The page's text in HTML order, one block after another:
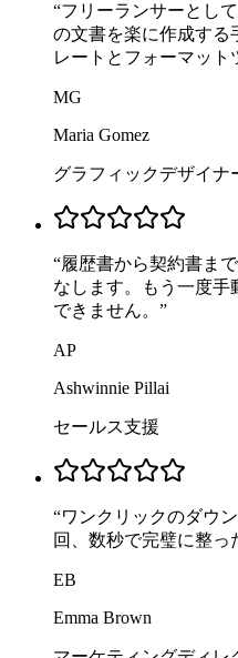
“フリーランサーとし
の文書を楽に作成する
レートとフォーマット
MG
Maria Gomez
グラフィックデザイナ
“履歴書から契約書ま
なします。もう一度手
できません。 ”
AP
Ashwinnie Pillai
セールス支援
“ワンクリックのダウ
回、数秒で完璧に整っ
EB
Emma Brown